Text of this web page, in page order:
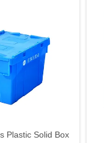
Plastic Solid Box